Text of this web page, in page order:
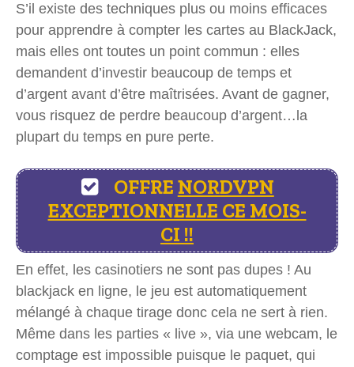
S’il existe des techniques plus ou moins efficaces
pour apprendre à compter les cartes au BlackJack,
mais elles ont toutes un point commun : elles
demandent d’investir beaucoup de temps et
d’argent avant d’être maîtrisées. Avant de gagner,
vous risquez de perdre beaucoup d’argent…la
plupart du temps en pure perte.
OFFRE NORDVPN
EXCEPTIONNELLE CE MOIS-
CI !!
En effet, les casinotiers ne sont pas dupes ! Au
blackjack en ligne, le jeu est automatiquement
mélangé à chaque tirage donc cela ne sert à rien.
Même dans les parties « live », via une webcam, le
comptage est impossible puisque le paquet, qui